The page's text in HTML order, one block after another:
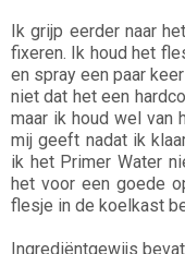
Ik grijp eerder naar
fixeren. Ik houd het
en spray een paar
niet dat het een
maar ik houd wel van
mij geeft nadat ik
ik het Primer Water
het voor een goede
flesje in de koelkast
Ingrediëntgewijs